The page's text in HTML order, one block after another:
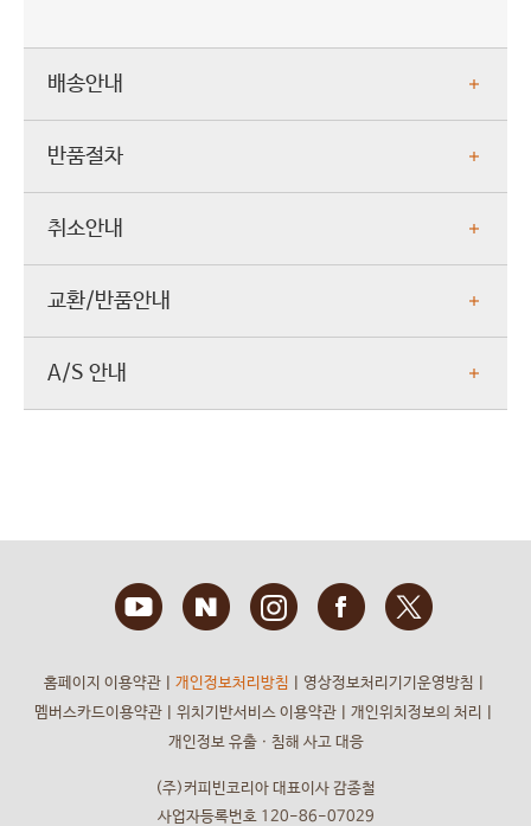
배송안내
반품절차
취소안내
교환/반품안내
A/S 안내
홈페이지 이용약관ㅣ 개인정보처리방침 영상정보처리기기운영방침
멤버스카드이용약관
위치기반서비스 이용약관 개인위치정보의 처리
개인정보 유출ㆍ침해 사고 대응
(주)커피빈코리아 대표이사 감종철
사업자등록번호 120-86-07029